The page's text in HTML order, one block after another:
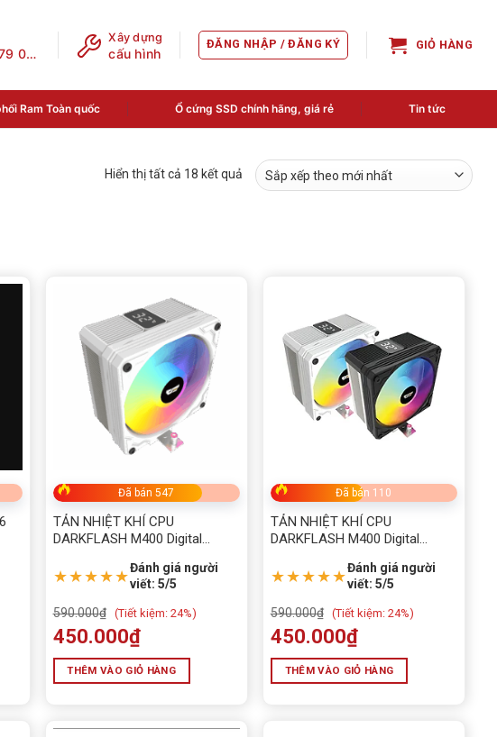
0949 579 078
Xây dựng
cấu hình
ĐĂNG NHẬP / ĐĂNG KÝ GIỎ HÀNG
Ram Toàn quốc Ổ cứng SSD chính hãng, giá rẻ Tin tức
Hiển thị tất cả 18 kết quảĐã
sắp
Đã bán 547
TẢN NHIỆT KHÍ CPU
DARKFLASH M400 Digital
★★★★★Đánh giá người
viết: 5/5
590.000₫ (Tiết kiệm: 24%)
450.000₫
THÊM VÀO GIỎ HÀNG
Đã bán 110
TẢN NHIỆT KHÍ CPU
DARKFLASH M400 Digital
★★★★★Đánh giá người
viết: 5/5
590.000₫ (Tiết kiệm: 24%)
450.000₫
THÊM VÀO GIỎ HÀNG